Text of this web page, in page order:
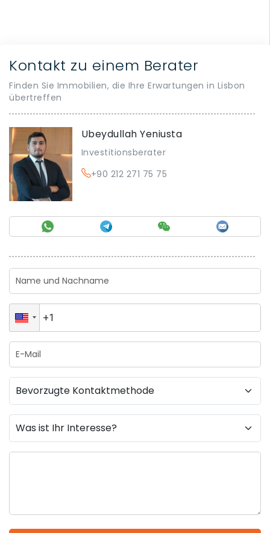
Kontakt zu einem Berater
Finden Sie Immobilien, die Ihre Erwartungen in Lisbon
übertreffen
Ubeydullah Yeniusta
Investitionsberater
+90 212 271 75 75